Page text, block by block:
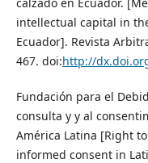
intellectual capital in
Ecuador]. Revista
467. doi:http://
Fundación para el
consulta y y al
América Latina [Right
informed consent in